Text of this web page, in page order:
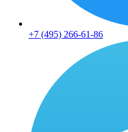
+7 (495) 266-61-86